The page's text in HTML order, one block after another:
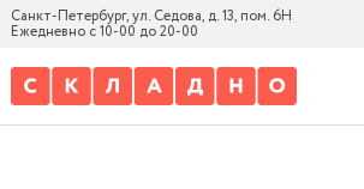
Санкт-Петербург, ул. Седова, д. 13, пом. 6Н
Ежедневно с 10-00 до 20-00